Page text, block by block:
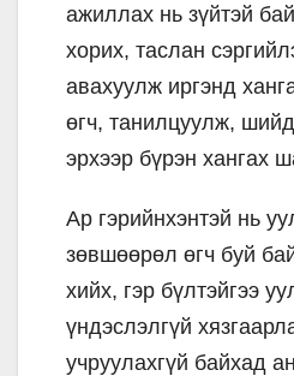
ажиллах нь зүйтэй
хорих, таслан
авахуулж иргэнд
өгч, танилцуулж,
эрхээр бүрэн хангах
Ар гэрийнхэнтэй нь
зөвшөөрөл өгч буй
хийх, гэр бүлтэйгээ
үндэслэлгүй
учруулахгүй байхад